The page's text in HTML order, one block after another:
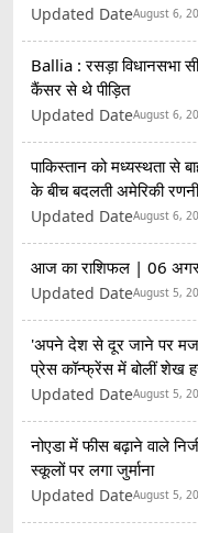
Updated DateAugust 6,
Ballia : रसड़ा विधानसभा
कैंसर से थे पीड़ित
Updated DateAugust 6,
पाकिस्तान को मध्यस्थता से
के बीच बदलती अमेरिकी
Updated DateAugust 6,
आज का राशिफल | 06
Updated DateAugust 5,
'अपने देश से दूर जाने पर
प्रेस कॉन्फ्रेंस में बोलीं शेख
Updated DateAugust 5,
नोएडा में फीस बढ़ाने वाले
स्कूलों पर लगा जुर्माना
Updated DateAugust 5,